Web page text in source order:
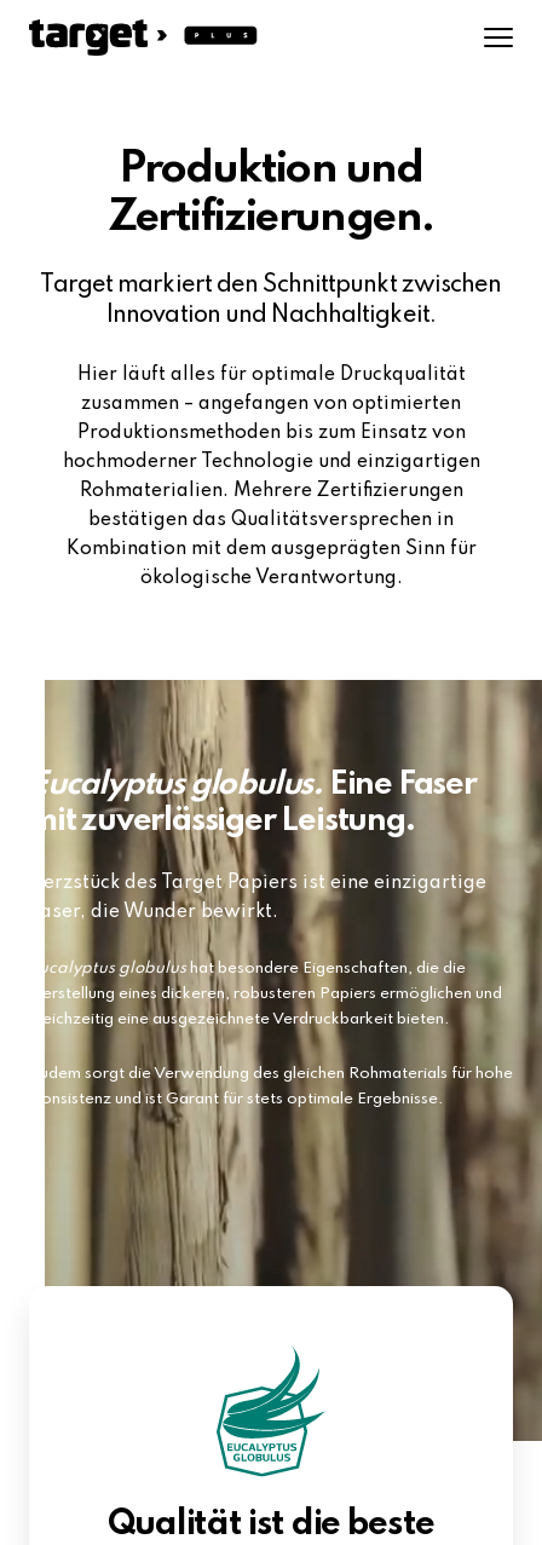
Produktion und
Zertifizierungen.
Target markiert den Schnittpunkt zwischen
Innovation und Nachhaltigkeit.
Hier läuft alles für optimale Druckqualität
zusammen – angefangen von optimierten
Produktionsmethoden bis zum Einsatz von
hochmoderner Technologie und einzigartigen
Rohmaterialien. Mehrere Zertifizierungen
bestätigen das Qualitätsversprechen in
Kombination mit dem ausgeprägten Sinn für
ökologische Verantwortung.
Eucalyptus globulus. Eine Faser
mit zuverlässiger Leistung.
Herzstück des Target Papiers ist eine einzigartige
Faser, die Wunder bewirkt.
Eucalyptus globulushat besondere Eigenschaften, die die
Herstellung eines dickeren, robusteren Papiers ermöglichen und
gleichzeitig eine ausgezeichnete Verdruckbarkeit bieten.
Zudem sorgt die Verwendung des gleichen Rohmaterials für hohe
Konsistenz und ist Garant für stets optimale Ergebnisse.
Qualität ist die beste